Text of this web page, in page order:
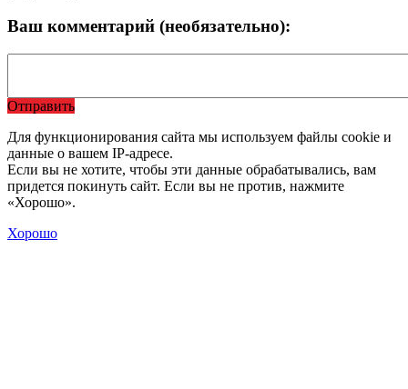
Ваш комментарий (необязательно):
Отправить
Для функционирования сайта мы используем файлы cookie и
данные о вашем IP-адресе.
Если вы не хотите, чтобы эти данные обрабатывались, вам
придется покинуть сайт. Если вы не против, нажмите
«Хорошо».
Хорошо